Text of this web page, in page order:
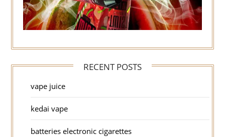
RECENT POSTS
vape juice
kedai vape
batteries electronic cigarettes